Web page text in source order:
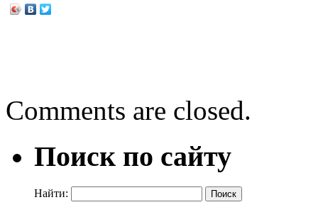
Comments are closed.
Поиск по сайту
Найти: